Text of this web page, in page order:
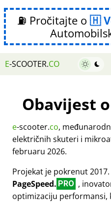
⛽ Pročitajte o
E-SCOOTER.CO
Obavijest
e-scooter.co,
električnih skuteri i
februaru 2026.
Projekat je pokrenut
PageSpeed. PRO ,
optimizaciju performansi,